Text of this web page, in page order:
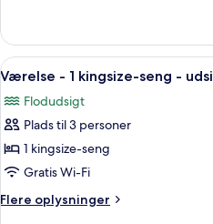
udsigt
til
flod
(LOFT)
med
enkeltsenge
udsigt
til
(LOFT)
Indlæs
alle
billeder
af
Værelse
-
1
kingsize-
8
Værelse - 1 kingsize-seng -
Flodudsigt
Plads til 3 personer
1 kingsize-seng
Gratis Wi-Fi
Flere oplysninger
Flere